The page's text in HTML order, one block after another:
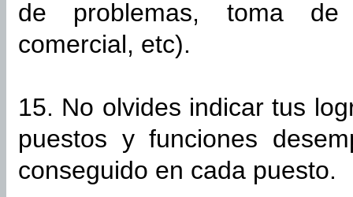
de problemas, toma de
comercial, etc).
15. No olvides indicar tus
puestos y funciones
conseguido en cada puesto.